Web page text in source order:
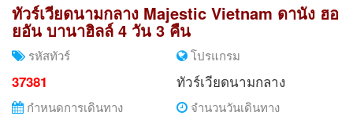
ทัวร์เวียดนามกลาง Majestic Vietnam ดานัง ฮอ
ยอัน บานาฮิลล์ 4 วัน 3 คืน
รหัสทัวร์
37381
โปรแกรม
ทัวร์เวียดนามกลาง
กำหนดการเดินทาง จำนวนวันเดินทาง